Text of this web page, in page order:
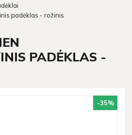
padėklas - rožinis
PADĖKLAS -
-35%